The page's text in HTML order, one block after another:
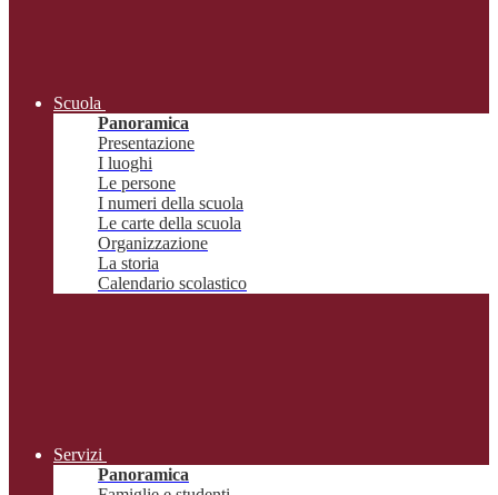
Scuola
Panoramica
Presentazione
I luoghi
Le persone
I numeri della scuola
Le carte della scuola
Organizzazione
La storia
Calendario scolastico
Servizi
Panoramica